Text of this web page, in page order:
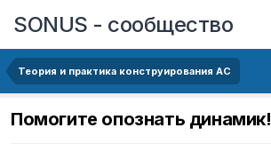
SONUS - сообщество
Теория и практика конструирования АС
Помогите опознать динамик!